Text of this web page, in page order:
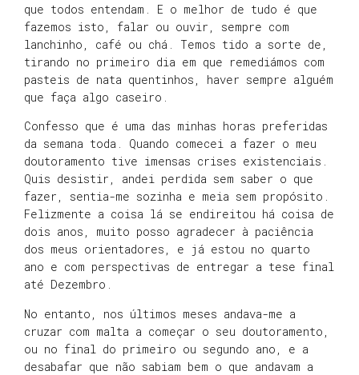
que todos entendam. E o melhor de tudo é que
fazemos isto, falar ou ouvir, sempre com
lanchinho, café ou chá. Temos tido a sorte de,
tirando no primeiro dia em que remediámos com
pasteis de nata quentinhos, haver sempre alguém
que faça algo caseiro.
Confesso que é uma das minhas horas preferidas
da semana toda. Quando comecei a fazer o meu
doutoramento tive imensas crises existenciais.
Quis desistir, andei perdida sem saber o que
fazer, sentia-me sozinha e meia sem propósito.
Felizmente a coisa lá se endireitou há coisa de
dois anos, muito posso agradecer à paciência
dos meus orientadores, e já estou no quarto
ano e com perspectivas de entregar a tese final
até Dezembro.
No entanto, nos últimos meses andava-me a
cruzar com malta a começar o seu doutoramento,
ou no final do primeiro ou segundo ano, e a
desabafar que não sabiam bem o que andavam a